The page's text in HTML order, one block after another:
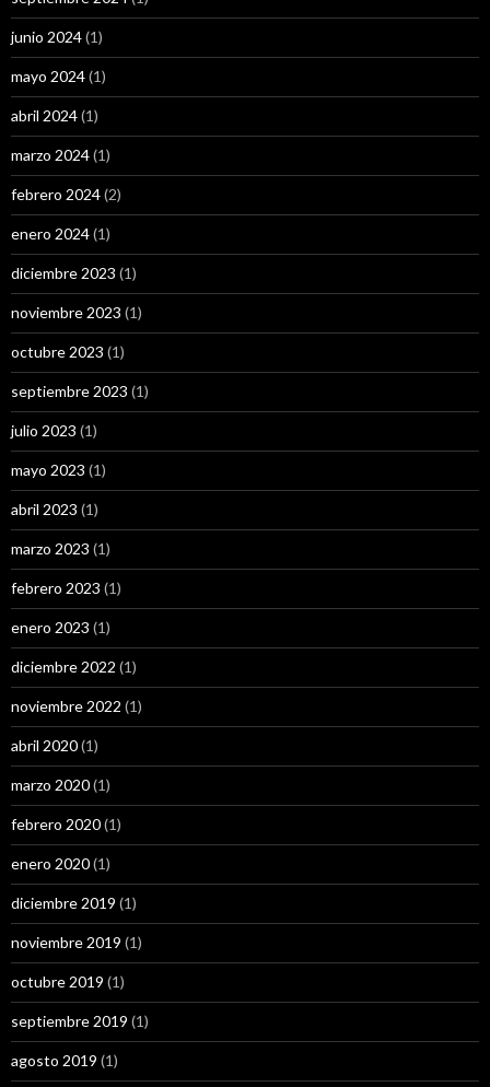
junio 2024(1)
mayo 2024(1)
abril 2024(1)
marzo 2024(1)
febrero 2024(2)
enero 2024(1)
diciembre 2023 (1)
noviembre 2023 (1)
octubre 2023 (1)
septiembre 2023 (1)
julio 2023 (1)
mayo 2023 (1)
abril 2023 (1)
marzo 2023 (1)
febrero 2023 (1)
enero 2023 (1)
diciembre 2022 (1)
noviembre 2022 (1)
abril 2020(1)
marzo 2020(1)
febrero 2020(1)
enero 2020(1)
diciembre 2019 (1)
noviembre 2019 (1)
octubre 2019 (1)
septiembre 2019 (1)
agosto 2019 (1)